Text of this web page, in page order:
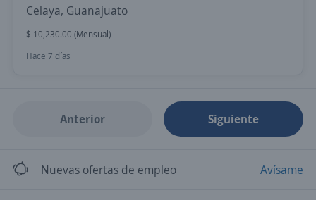
Celaya, Guanajuato
$ 10,230.00 (Mensual)
Hace 7 días
Anterior Siguiente
Nuevas ofertas de empleo Avísame